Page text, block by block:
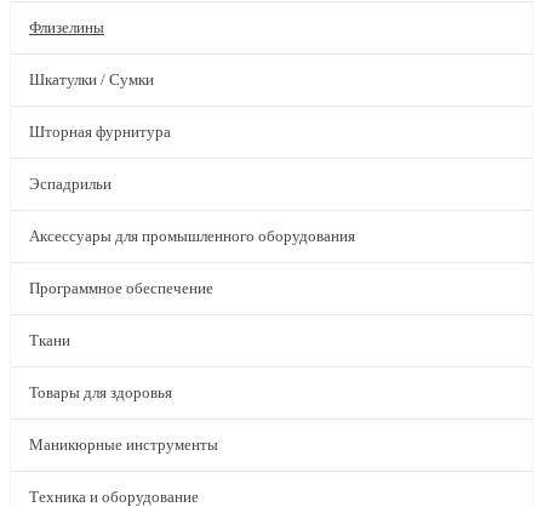
Флизелины
Шкатулки / Сумки
Шторная фурнитура
Эспадрильи
Аксессуары для промышленного оборудования
Программное обеспечение
Ткани
Товары для здоровья
Маникюрные инструменты
Техника и оборудование